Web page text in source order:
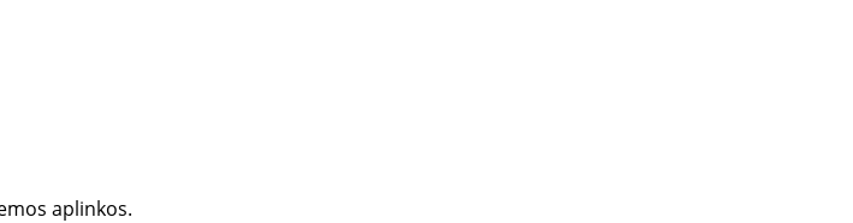
aplinkos.